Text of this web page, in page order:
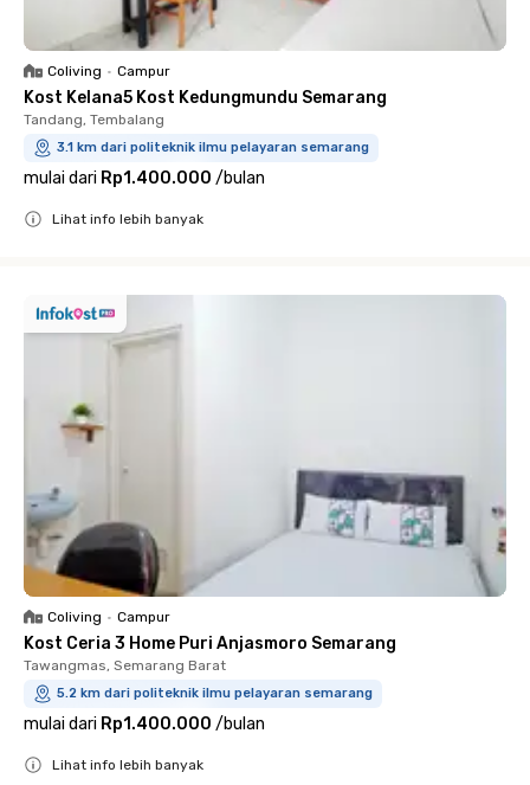
Coliving • Campur
Kost Kelana5 Kost Kedungmundu Semarang
Tandang, Tembalang
3.1 km dari politeknik ilmu pelayaran semarang
mulai dari Rp1.400.000 /bulan
Lihat info lebih banyak
Coliving • Campur
Kost Ceria 3 Home Puri Anjasmoro Semarang
Tawangmas, Semarang Barat
5.2 km dari politeknik ilmu pelayaran semarang
mulai dari Rp1.400.000 /bulan
Lihat info lebih banyak